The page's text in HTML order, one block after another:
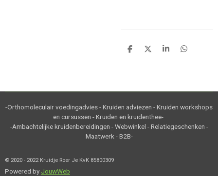
D
D
S
D
-Orthomoleculair voedingadvies - Kruiden adviezen - Kruiden workshops
en cursussen - Kruiden en kruidenthee-
-Ambachtelijke kruidenbereidingen - Webwinkel - Relatiegeschenken -
Maatwerk - B2B-
© 2020 - 2022 Kruidje Roer Je KvK 85800309
Powered by JouwWeb